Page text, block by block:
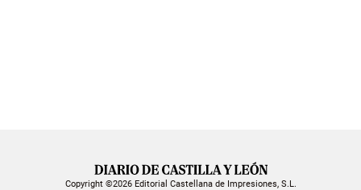
Copyright ©2026 Editorial Castellana de Impresiones, S.L.